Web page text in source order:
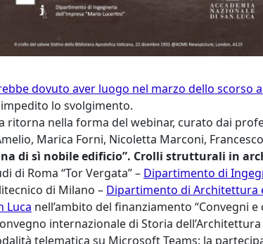
dovuto aver luogo nel marzo dello scorso
lo svolgimento.
ritorna nella forma del webinar, curato dai
Marica Forni, Nicoletta Marconi,
di sì nobile edificio”. Crolli strutturali in
di Roma “Tor Vergata” – Dipartimento di
di Milano – Dipartimento di Architettura
Luca nell’ambito del finanziamento “Convegni e
internazionale di Storia
telematica su Microsoft Teams: la